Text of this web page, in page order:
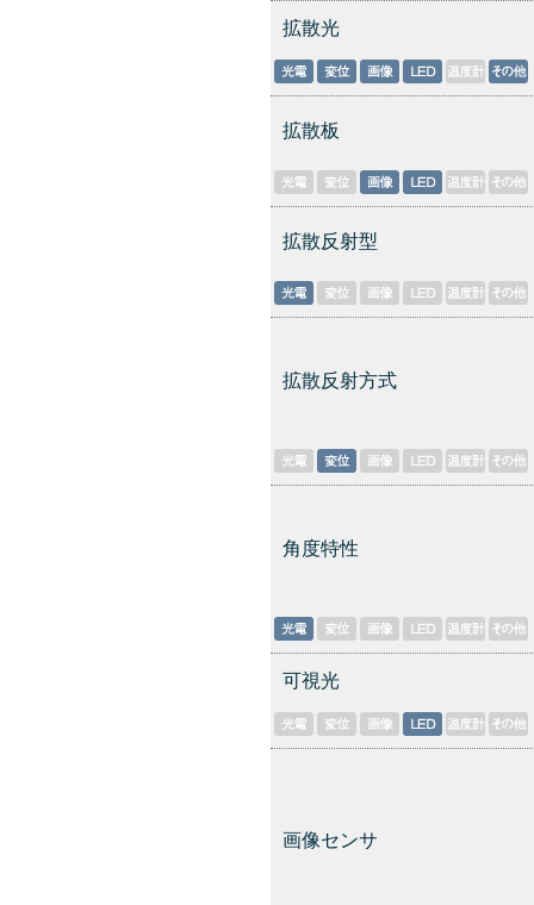
拡散光
拡散板
拡散反射型
拡散反射方式
角度特性
可視光
画像センサ